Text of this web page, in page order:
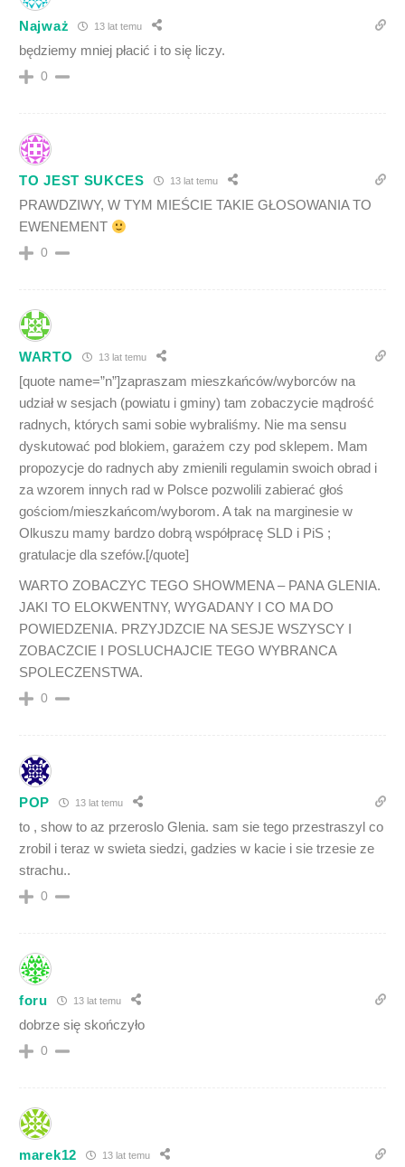
Najważ 13 lat temu
będziemy mniej płacić i to się liczy.
0
TO JEST SUKCES 13 lat temu
PRAWDZIWY, W TYM MIEŚCIE TAKIE GŁOSOWANIA TO
EWENEMENT
0
WARTO 13 lat temu
[quote name=”n”]zapraszam mieszkańców/wyborców na
udział w sesjach (powiatu i gminy) tam zobaczycie mądrość
radnych, których sami sobie wybraliśmy. Nie ma sensu
dyskutować pod blokiem, garażem czy pod sklepem. Mam
propozycje do radnych aby zmienili regulamin swoich obrad i
za wzorem innych rad w Polsce pozwolili zabierać głoś
gościom/mieszkańcom/wyborom. A tak na marginesie w
Olkuszu mamy bardzo dobrą współpracę SLD i PiS ;
gratulacje dla szefów.[/quote]
WARTO ZOBACZYC TEGO SHOWMENA – PANA GLENIA.
JAKI TO ELOKWENTNY, WYGADANY I CO MA DO
POWIEDZENIA. PRZYJDZCIE NA SESJE WSZYSCY I
ZOBACZCIE I POSLUCHAJCIE TEGO WYBRANCA
SPOLECZENSTWA.
0
POP 13 lat temu
to , show to az przeroslo Glenia. sam sie tego przestraszyl co
zrobil i teraz w swieta siedzi, gadzies w kacie i sie trzesie ze
strachu..
0
foru 13 lat temu
dobrze się skończyło
0
marek12 13 lat temu